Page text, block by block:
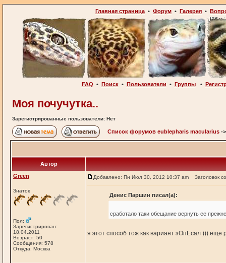
Главная страница • Форум • Галерея •
FAQ • Поиск• Пользователи • Группы•
Моя почучутка..
Зарегистрированные пользователи: Нет
Список форумов eublepharis macularius -
Автор
Green
Знаток
Пол:
Зарегистрирован:
18.04.2011
Возраст: 50
Сообщения: 578
Откуда: Москва
Добавлено: Пн Июл 30, 2012 10:37 am Заголовок
Денис Паршин писал(а):
сработало таки обещание вернуть ее
я этот способ тож как вариант зОпЕсал ))) еще